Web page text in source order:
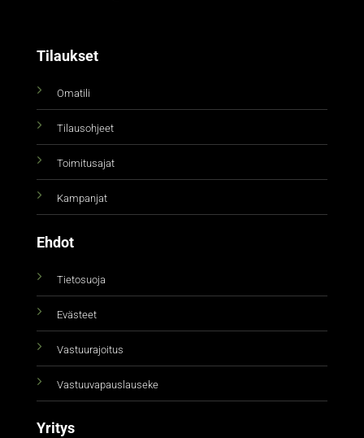
Tilaukset
Omatili
Tilausohjeet
Toimitusajat
Kampanjat
Ehdot
Tietosuoja
Evästeet
Vastuurajoitus
Vastuuvapauslauseke
Yritys